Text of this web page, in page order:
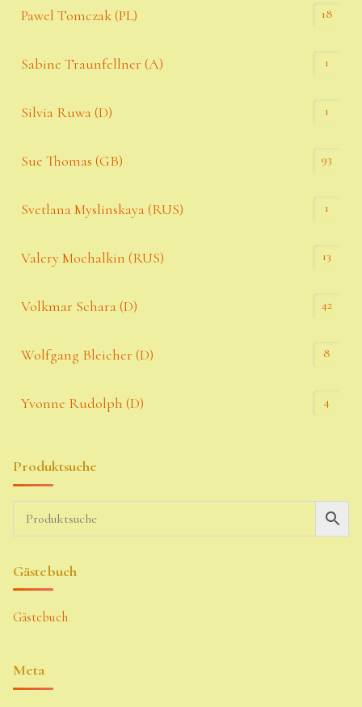
Pawel Tomczak (PL) 18
Sabine Traunfellner (A) 1
Silvia Ruwa (D) 1
Sue Thomas (GB) 93
Svetlana Myslinskaya (RUS) 1
Valery Mochalkin (RUS) 13
Volkmar Schara (D) 42
Wolfgang Bleicher (D) 8
Yvonne Rudolph (D) 4
Produktsuche
Gästebuch
Gästebuch
Meta